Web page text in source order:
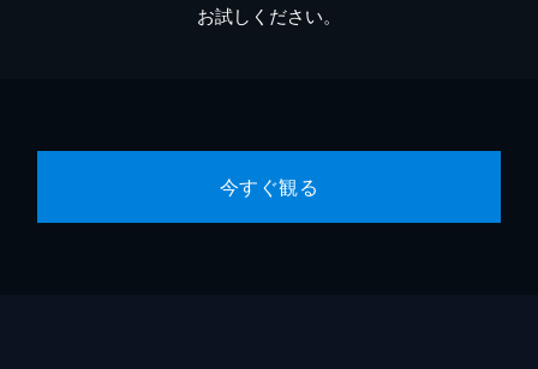
お試しください。
今すぐ観る